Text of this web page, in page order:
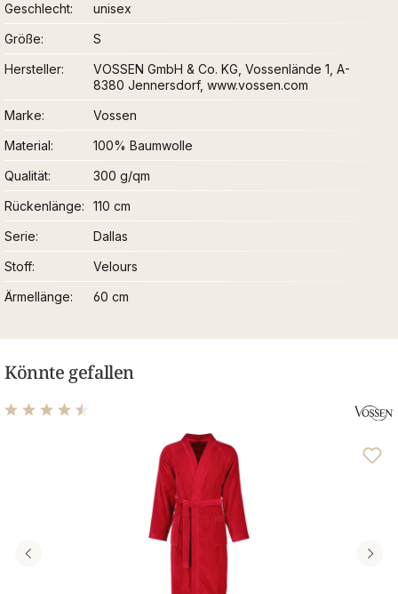
Geschlecht
unisex
Größe
S
Hersteller
VOSSEN GmbH & Co. KG, Vossenlände 1, A-
8380 Jennersdorf, www.vossen.com
Marke
Vossen
Material
100% Baumwolle
Qualität
300 g/qm
Rückenlänge
110 cm
Serie
Dallas
Stoff
Velours
Ärmellänge
60 cm
Könnte gefallen
Durchschnittliche Bewertung von 4.5 von 5 Sternen